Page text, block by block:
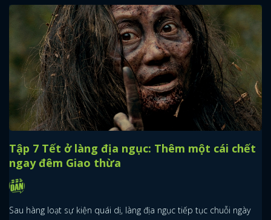
Tập 7 Tết ở làng địa ngục: Thêm một cái chết
ngay đêm Giao thừa
Sau hàng loạt sự kiện quái dị, làng địa ngục tiếp tục chuỗi ngày